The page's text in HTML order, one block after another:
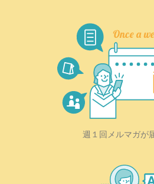
週１回メルマガが